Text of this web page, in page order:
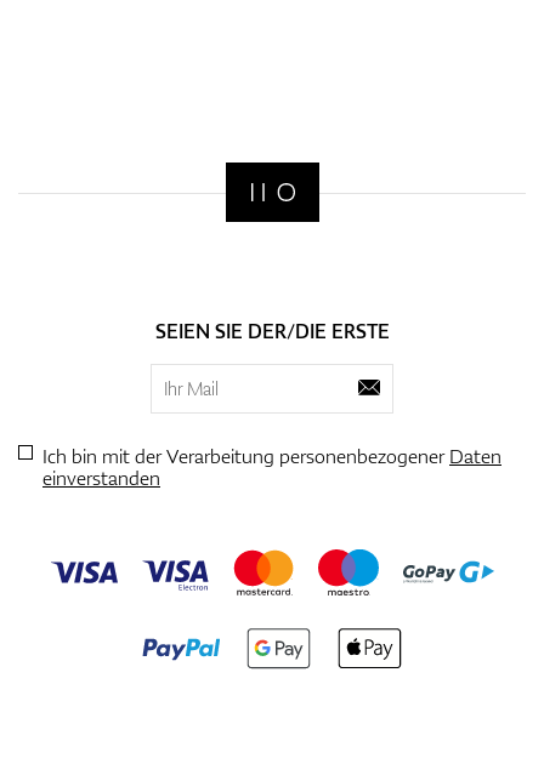
SEIEN SIE DER/DIE ERSTE
Ich bin mit der Verarbeitung personenbezogenerDaten
einverstanden